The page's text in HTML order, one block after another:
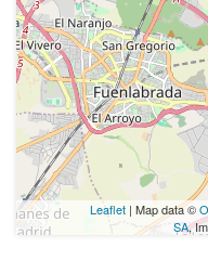
Leaflet | Map data ©
SA,